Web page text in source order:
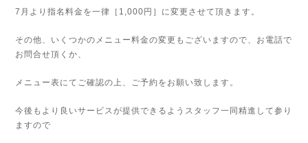
7月より指名料金を一律［1,000円］に変更させて頂きます。
その他、いくつかのメニュー料金の変更もございますので、お電話で
お問合せ頂くか、
メニュー表にてご確認の上、ご予約をお願い致します。
今後もより良いサービスが提供できるようスタッフ一同精進して参り
ますので